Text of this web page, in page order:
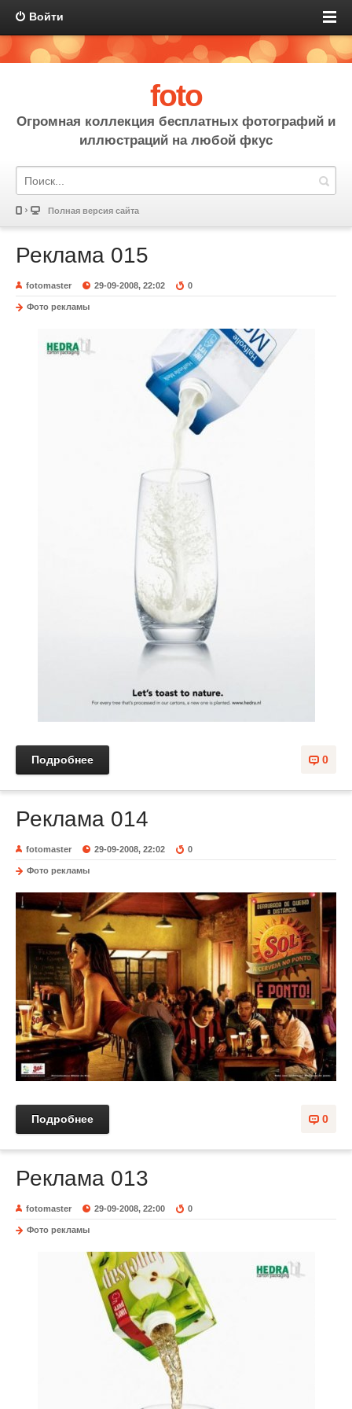
Войти
foto
Огромная коллекция бесплатных фотографий и
иллюстраций на любой фкус
Полная версия сайта
Реклама 015
fotomaster 29-09-2008, 22:02 0
Фото рекламы
0
Подробнее
Реклама 014
fotomaster 29-09-2008, 22:02 0
Фото рекламы
0
Подробнее
Реклама 013
fotomaster 29-09-2008, 22:00 0
Фото рекламы